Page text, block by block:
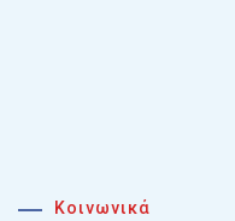
Κοινωνικά